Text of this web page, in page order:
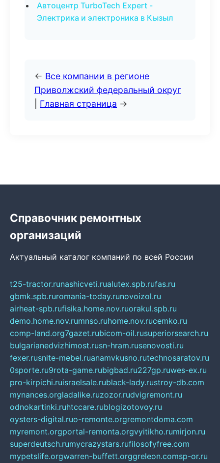
Автоцентр TurboTech Expert -
Электрика и электроника в Кызыл
← Все компании в регионе
Приволжский федеральный округ
Главная страница →
Справочник ремонтных
организаций
Актуальный каталог компаний по всей России
t25-tractor.runashicveti.rualutex.spb.rufas.ru
gbmk.spb.ruromania-today.runovoizol.ru
airheat-spb.rufisika.home.nov.ruorakul.spb.ru
demo.home.nov.rumnso.ruhome.nov.rucemko.ru
comp-land.org7gazet.rubicom-oil.rusuperiorsearch.ru
bulgarianedvizhimost.rusn-hram.rusenovosti.ru
fexer.rusnite-mebel.ruanamvkusno.rutechnosaratov.ru
0sporte.ru9rota-game.rubigbad.ru227gp.ruwes-ex.ru
pro-kirpichi.ruisraelsale.rublack-lady.rustroy-db.com
mynances.orgladalike.ruzozor.rudvigremont.ru
odnokartinki.ruhtccare.rublogizotovoy.ru
oysters-digital.ruo-remonte.orgremontdoma.com
myremont.orgportal-remonta.orgvyitikho.rumirjon.ru
superdeutsch.rumycrazystars.rufilosofyfree.com
mypetslife.orgwarren-buffett.orggreleon.comsp-or.ru